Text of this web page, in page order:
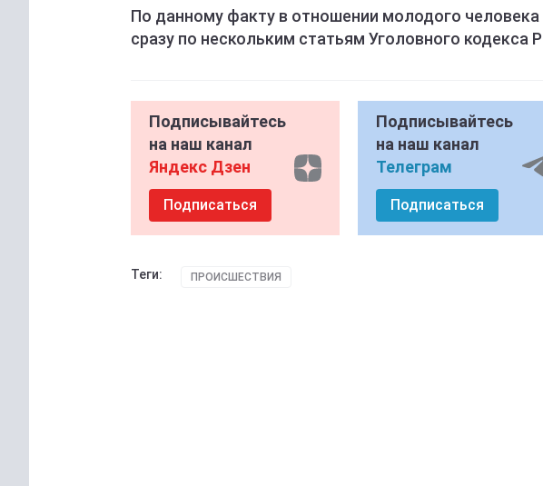
По данному факту в отношении молодого
сразу по нескольким статьям Уголовного кодекса
Подписывайтесь
на наш канал
Яндекс Дзен
Подписаться
Подписывайтесь
на наш канал
Телеграм
Подписаться
Теги: ПРОИСШЕСТВИЯ